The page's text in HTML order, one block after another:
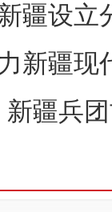
疆设立
新疆现
疆兵